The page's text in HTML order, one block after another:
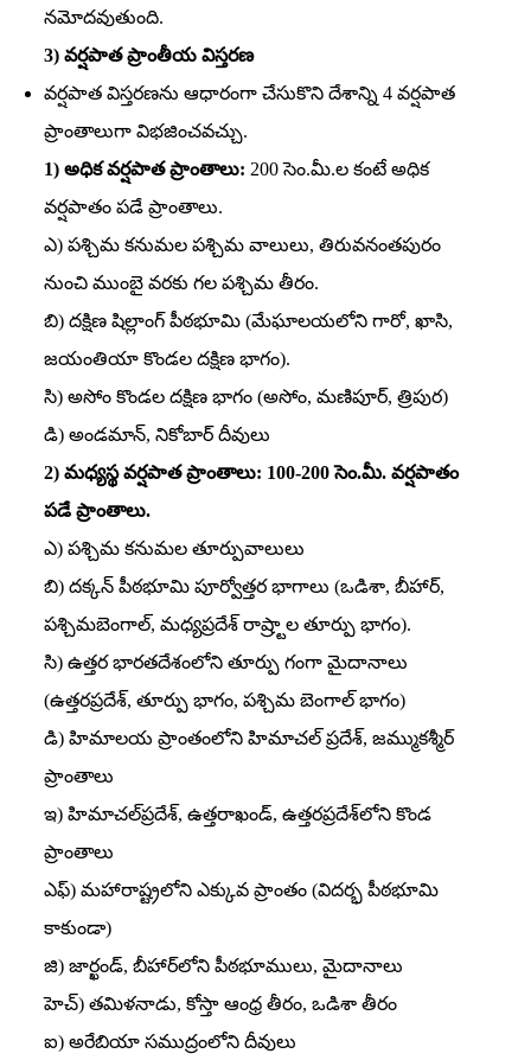
నమోదవుతుంది.
3) వర్షపాత ప్రాంతీయ విస్తరణ
వర్షపాత విస్తరణను ఆధారంగా చేసుకొని దేశాన్ని 4 వర్షపాత
ప్రాంతాలుగా విభజించవచ్చు.
1) అధిక వర్షపాత ప్రాంతాలు: 200 సెం.మీ.ల కంటే అధిక
వర్షపాతం పడే ప్రాంతాలు.
ఎ) పశ్చిమ కనుమల పశ్చిమ వాలులు, తిరువనంతపురం
నుంచి ముంబై వరకు గల పశ్చిమ తీరం.
బి) దక్షిణ షిల్లాంగ్‌ పీఠభూమి (మేఘాలయలోని గారో, ఖాసి,
జయంతియా కొండల దక్షిణ భాగం).
సి) అసోం కొండల దక్షిణ భాగం (అసోం, మణిపూర్‌, త్రిపుర)
డి) అండమాన్‌, నికోబార్‌ దీవులు
2) మధ్యస్థ వర్షపాత ప్రాంతాలు: 100-200 సెం.మీ. వర్షపాతం
పడే ప్రాంతాలు.
ఎ) పశ్చిమ కనుమల తూర్పువాలులు
బి) దక్కన్‌ పీఠభూమి పూర్వోత్తర భాగాలు (ఒడిశా, బీహార్‌,
పశ్చిమబెంగాల్‌, మధ్యప్రదేశ్‌ రాష్ర్టాల తూర్పు భాగం).
సి) ఉత్తర భారతదేశంలోని తూర్పు గంగా మైదానాలు
(ఉత్తరప్రదేశ్‌, తూర్పు భాగం, పశ్చిమ బెంగాల్‌ భాగం)
డి) హిమాలయ ప్రాంతంలోని హిమాచల్‌ ప్రదేశ్‌, జమ్ముకశ్మీర్‌
ప్రాంతాలు
ఇ) హిమాచల్‌ప్రదేశ్‌, ఉత్తరాఖండ్‌, ఉత్తరప్రదేశ్‌లోని కొండ
ప్రాంతాలు
ఎఫ్‌) మహారాష్ట్రలోని ఎక్కువ ప్రాంతం (విదర్భ పీఠభూమి
కాకుండా)
జి) జార్ఖండ్‌, బీహార్‌లోని పీఠభూములు, మైదానాలు
హెచ్‌) తమిళనాడు, కోస్తా ఆంధ్ర తీరం, ఒడిశా తీరం
ఐ) అరేబియా సముద్రంలోని దీవులు